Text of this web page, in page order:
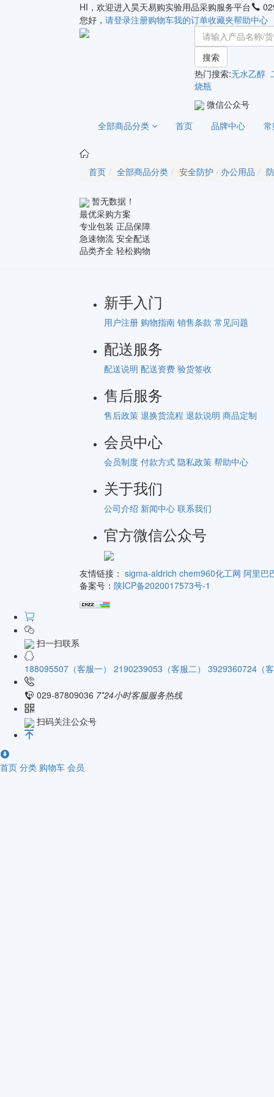
HI，欢迎进入昊天易购实验用品采购服务平台
您好， 请登录注册购物车我的订单收藏夹帮助中心
搜索
热门搜索:无水乙醇
烧瓶
微信公众号
全部商品分类
首页 品牌中心
首页 全部商品分类 安全防护 · 办公用品
暂无数据！
最优采购方案
专业包装 正品保障
急速物流 安全配送
品类齐全 轻松购物
新手入门
用户注册 购物指南 销售条款 常见问题
配送服务
配送说明 配送资费 验货签收
售后服务
售后政策 退换货流程 退款说明 商品定制
会员中心
会员制度 付款方式 隐私政策 帮助中心
关于我们
公司介绍 新闻中心 联系我们
官方微信公众号
友情链接： sigma-aldrich chem960化工网 阿里巴
备案号： 陕ICP备2020017573号-1
扫一扫联系
188095507（客服一） 2190239053（客服二） 3929360724（
029-87809036 7*24小时客服服务热线
扫码关注公众号
首页 分类 购物车 会员